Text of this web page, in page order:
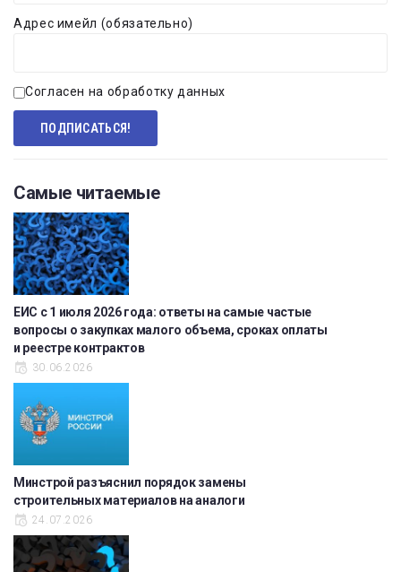
Адрес имейл (обязательно)
Согласен на обработку данных
Самые читаемые
ЕИС с 1 июля 2026 года: ответы на самые частые
вопросы о закупках малого объема, сроках оплаты
и реестре контрактов
30.06.2026
Минстрой разъяснил порядок замены
строительных материалов на аналоги
24.07.2026